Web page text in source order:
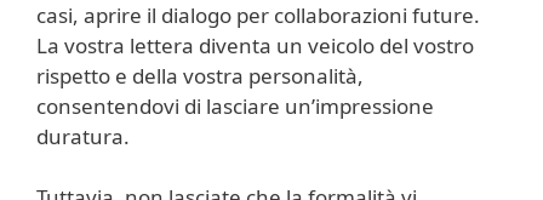
casi, aprire il dialogo per collaborazioni future.
La vostra lettera diventa un veicolo del vostro
rispetto e della vostra personalità,
consentendovi di lasciare un’impressione
duratura.